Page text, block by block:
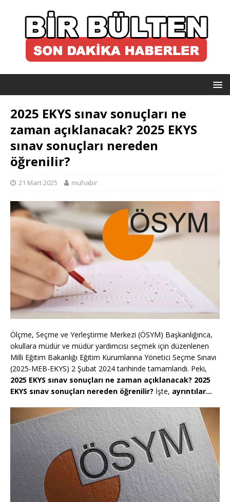
2025 EKYS sınav sonuçları ne
zaman açıklanacak? 2025 EKYS
sınav sonuçları nereden
öğrenilir?
21 Mart 2025 muhabir
Ölçme, Seçme ve Yerleştirme Merkezi (ÖSYM) Başkanlığınca,
okullara müdür ve müdür yardımcısı seçmek için düzenlenen
Milli Eğitim Bakanlığı Eğitim Kurumlarına Yönetici Seçme Sınavı
(2025-MEB-EKYS) 2 Şubat 2024 tarihinde tamamlandı. Peki,
2025 EKYS sınav sonuçları ne zaman açıklanacak? 2025
EKYS sınav sonuçları nereden öğrenilir? İşte, ayrıntılar…